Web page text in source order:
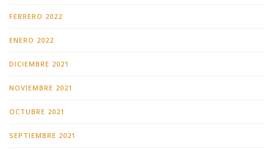
FEBRERO 2022
ENERO 2022
DICIEMBRE 2021
NOVIEMBRE 2021
OCTUBRE 2021
SEPTIEMBRE 2021